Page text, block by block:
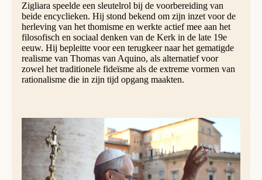
Zigliara speelde een sleutelrol bij de voorbereiding van
beide encyclieken. Hij stond bekend om zijn inzet voor de
herleving van het thomisme en werkte actief mee aan het
filosofisch en sociaal denken van de Kerk in de late 19e
eeuw. Hij bepleitte voor een terugkeer naar het gematigde
realisme van Thomas van Aquino, als alternatief voor
zowel het traditionele fideïsme als de extreme vormen van
rationalisme die in zijn tijd opgang maakten.
Paus Leo XIV. Foto: Vatican News.